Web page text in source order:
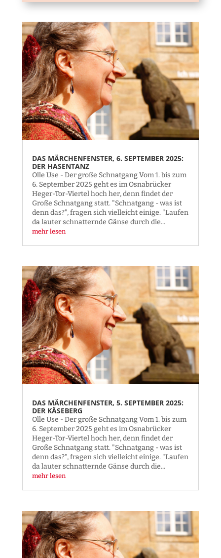
DAS MÄRCHENFENSTER, 6. SEPTEMBER 2025:
DER HASENTANZ
Olle Use - Der große Schnatgang Vom 1. bis zum
6. September 2025 geht es im Osnabrücker
Heger-Tor-Viertel hoch her, denn findet der
Große Schnatgang statt. "Schnatgang - was ist
denn das?", fragen sich vielleicht einige. "Laufen
da lauter schnatternde Gänse durch die...
mehr lesen
DAS MÄRCHENFENSTER, 5. SEPTEMBER 2025:
DER KÄSEBERG
Olle Use - Der große Schnatgang Vom 1. bis zum
6. September 2025 geht es im Osnabrücker
Heger-Tor-Viertel hoch her, denn findet der
Große Schnatgang statt. "Schnatgang - was ist
denn das?", fragen sich vielleicht einige. "Laufen
da lauter schnatternde Gänse durch die...
mehr lesen